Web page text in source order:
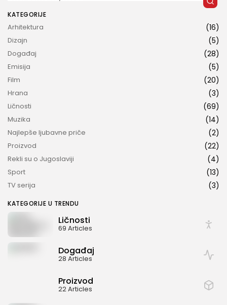
KATEGORIJE
Arhitektura (16)
Dizajn (5)
Događaj (28)
Emisija (5)
Film (20)
Hrana (3)
Ličnosti (69)
Muzika (14)
Najlepše ljubavne priče (2)
Proizvod (22)
Rekli su o Jugoslaviji (4)
Sport (13)
TV serija (3)
KATEGORIJE U TRENDU
Ličnosti
69 Articles
Događaj
28 Articles
Proizvod
22 Articles